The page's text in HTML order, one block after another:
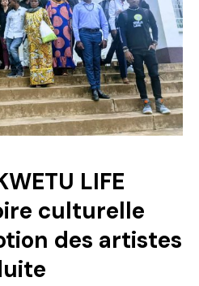
LIFE
culturelle
des artistes